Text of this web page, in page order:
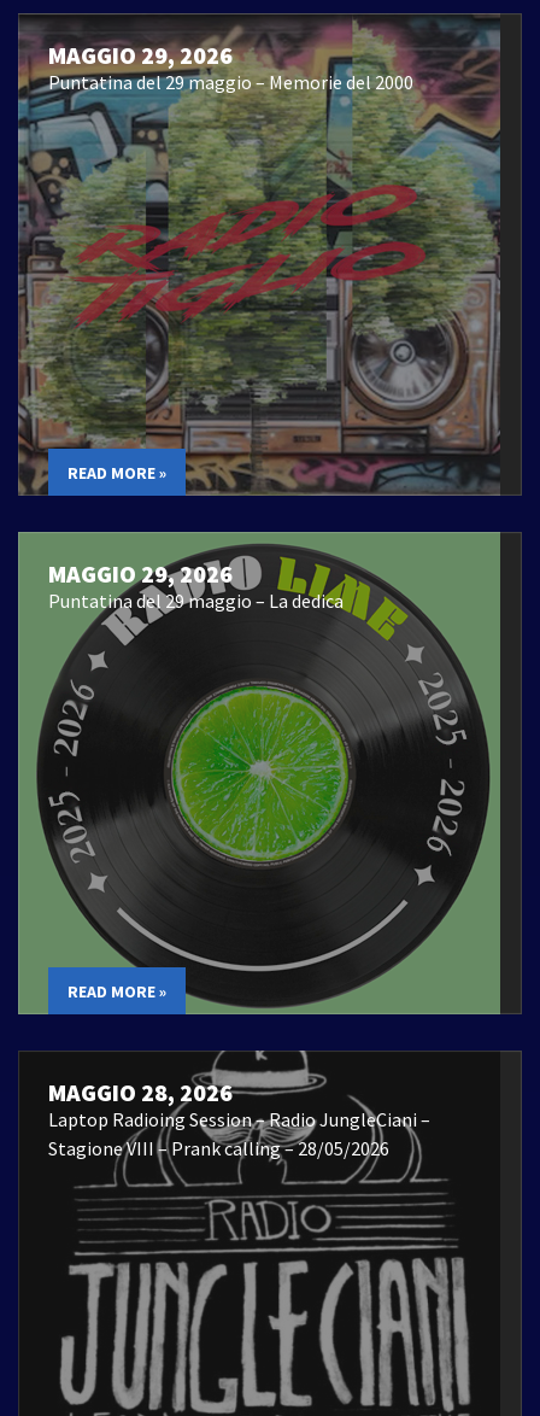
MAGGIO 29, 2026
Puntatina del 29 maggio – Memorie del 2000
READ MORE »
MAGGIO 29, 2026
Puntatina del 29 maggio – La dedica
READ MORE »
MAGGIO 28, 2026
Laptop Radioing Session – Radio JungleCiani –
Stagione VIII – Prank calling – 28/05/2026